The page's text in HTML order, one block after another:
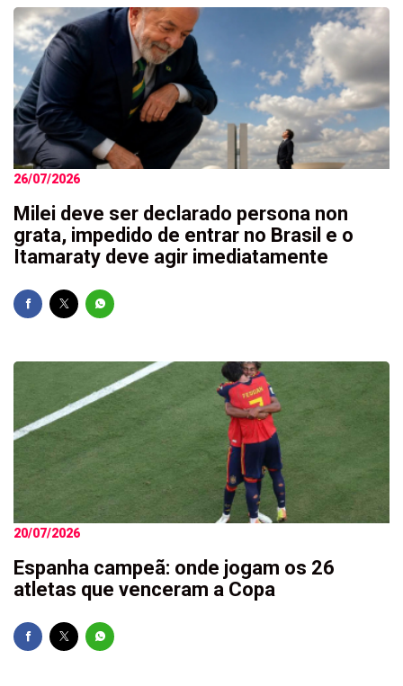
26/07/2026
Milei deve ser declarado persona non
grata, impedido de entrar no Brasil e o
Itamaraty deve agir imediatamente
20/07/2026
Espanha campeã: onde jogam os 26
atletas que venceram a Copa